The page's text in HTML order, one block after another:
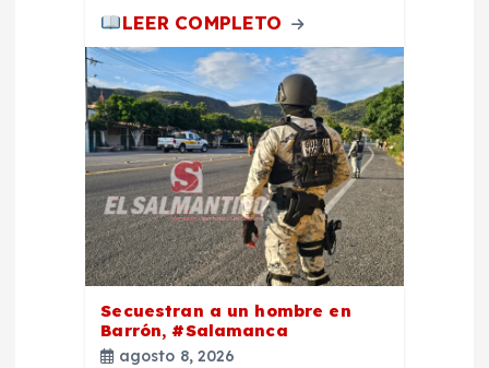
LEER COMPLETO
Secuestran a un hombre en
Barrón, #Salamanca
agosto 8, 2026